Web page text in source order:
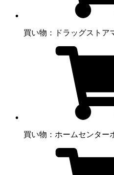
買い物：ドラッグストア
買い物：ホームセンター